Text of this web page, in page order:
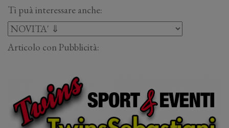
Ti puà interessare anche:
Articolo con Pubblicità: